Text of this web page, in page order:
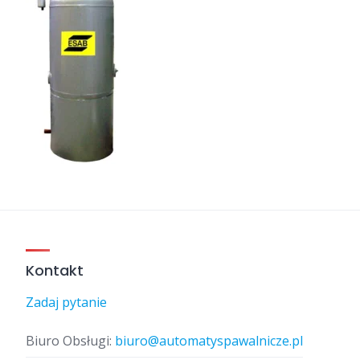
Kontakt
Zadaj pytanie
Biuro Obsługi: biuro@automatyspawalnicze.pl